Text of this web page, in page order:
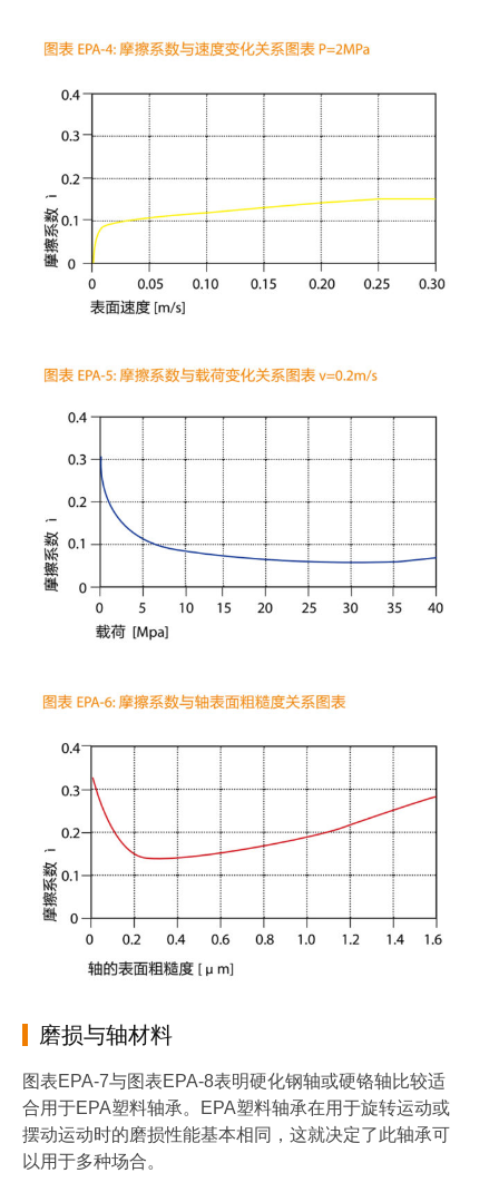
磨损与轴材料
图表EPA-7与图表EPA-8表明硬化钢轴或硬铬轴比较适
合用于EPA塑料轴承。EPA塑料轴承在用于旋转运动或
摆动运动时的磨损性能基本相同，这就决定了此轴承可
以用于多种场合。